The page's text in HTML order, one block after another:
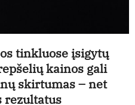
tinkluose įsigytų
kainos gali
skirtumas – net
rezultatus